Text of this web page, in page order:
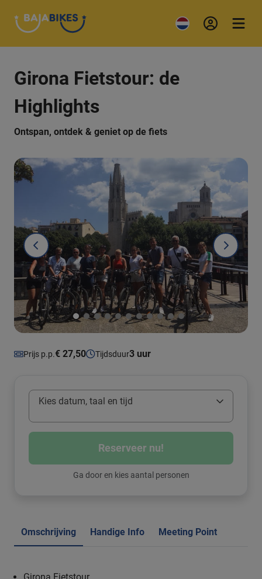
Girona Fietstour: de
Highlights
Ontspan, ontdek & geniet op de fiets
Prijs p.p.€ 27,50 Tijdsduur3 uur
Kies datum, taal en tijd
Reserveer nu!
Ga door en kies aantal personen
Omschrijving Handige Info Meeting Point